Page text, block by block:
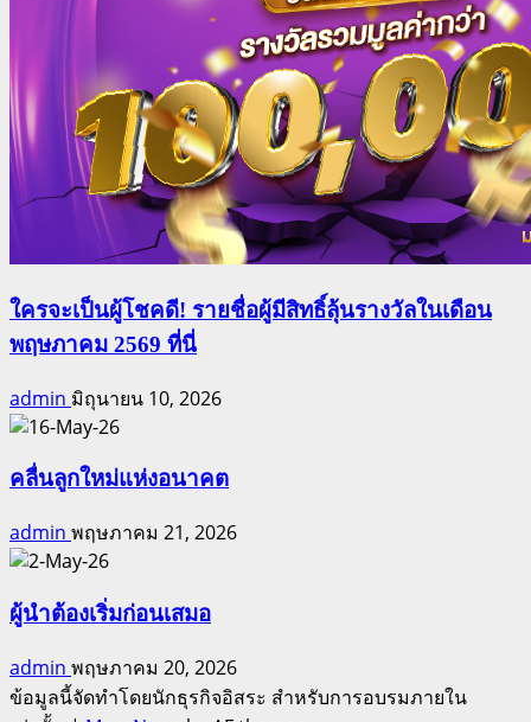
ใครจะเป็นผู้โชคดี! รายชื่อผู้มีสิทธิ์ลุ้นรางวัลในเดือน
พฤษภาคม 2569 ที่นี่
admin มิถุนายน 10, 2026
คลื่นลูกใหม่แห่งอนาคต
admin พฤษภาคม 21, 2026
ผู้นำต้องเริ่มก่อนเสมอ
admin พฤษภาคม 20, 2026
ข้อมูลนี้จัดทำโดยนักธุรกิจอิสระ สำหรับการอบรมภายใน